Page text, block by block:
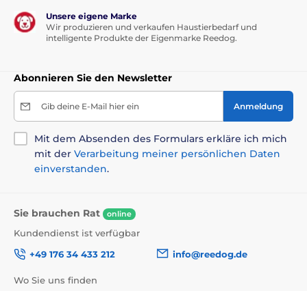
Unsere eigene Marke
Wir produzieren und verkaufen Haustierbedarf und
intelligente Produkte der Eigenmarke Reedog.
Abonnieren Sie den Newsletter
Gib deine E-Mail hier ein Anmeldung
Mit dem Absenden des Formulars erkläre ich mich
mit der Verarbeitung meiner persönlichen Daten
einverstanden.
Sie brauchen Rat online
Kundendienst ist verfügbar
+49 176 34 433 212
info@reedog.de
Wo Sie uns finden